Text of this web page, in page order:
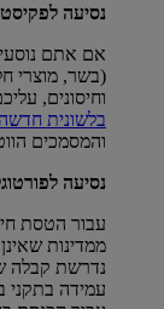
נסיעה
אם אתם
(בשר, מוצרי
וחיסונים,
בלשונית
והמסמכים
נסיעה
עבור הטסת
ממדינות
נדרשת קבלה
עמידה בתקני